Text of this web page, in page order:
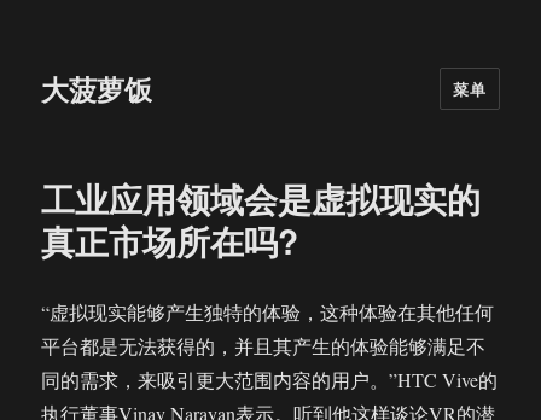
大菠萝饭 菜单
工业应用领域会是虚拟现实的
真正市场所在吗?
“虚拟现实能够产生独特的体验，这种体验在其他任何
平台都是无法获得的，并且其产生的体验能够满足不
同的需求，来吸引更大范围内容的用户。”HTC Vive的
执行董事Vinay Narayan表示。听到他这样谈论VR的潜